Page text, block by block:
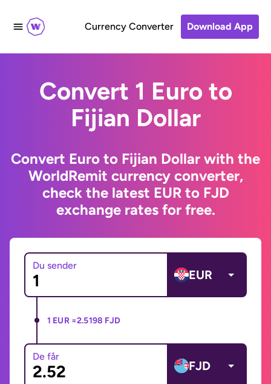
Currency Converter Download App
Convert 1 Euro to
Fijian Dollar
Convert Euro to Fijian Dollar with the
WorldRemit currency converter,
check the latest EUR to FJD
exchange rates for free.
Du sender
EUR
1 EUR =2.5198 FJD
De får
FJD